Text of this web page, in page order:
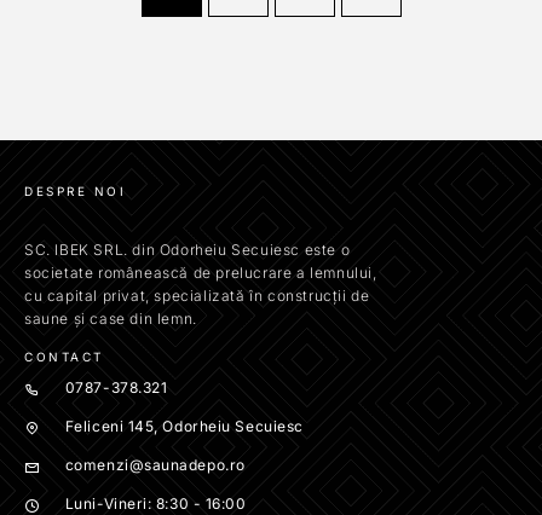
DESPRE NOI
SC. IBEK SRL. din Odorheiu Secuiesc este o
societate românească de prelucrare a lemnului,
cu capital privat, specializată în construcții de
saune și case din lemn.
CONTACT
0787-378.321
Feliceni 145, Odorheiu Secuiesc
comenzi@saunadepo.ro
Luni-Vineri: 8:30 - 16:00